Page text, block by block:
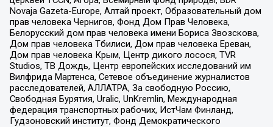
Novaja Gazeta-Europe, Алтай проект, Образовательный дом
прав человека Чернигов, Фонд Дом Прав Человека,
Белорусский дом прав человека имени Бориса Звозскова,
Дом прав человека Тбилиси, Дом прав человека Ереван,
Дом прав человека Крым, Центр дикого лосося, TVR
Studios, ТВ Дождь, Центр европейских исследований им
Вилфрида Мартенса, Сетевое объединение журналистов
расследователей, АЛЛАТРА, За свободную Россию,
Свободная Бурятия, Uralic, UnKremlin, Международная
федерация транспортных рабочих, ИстЧам Финланд,
Гудзоновский институт, Фонд Демократического